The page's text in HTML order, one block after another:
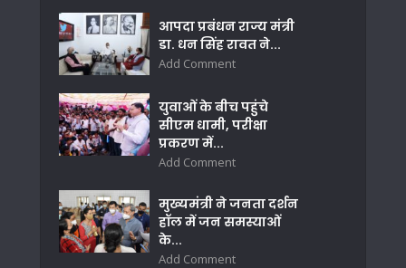
आपदा प्रबंधन राज्य मंत्री
डा. धन सिंह रावत ने...
Add Comment
युवाओं के बीच पहुंचे
सीएम धामी, परीक्षा
प्रकरण में...
Add Comment
मुख्यमंत्री ने जनता दर्शन
हॉल में जन समस्याओं
के...
Add Comment